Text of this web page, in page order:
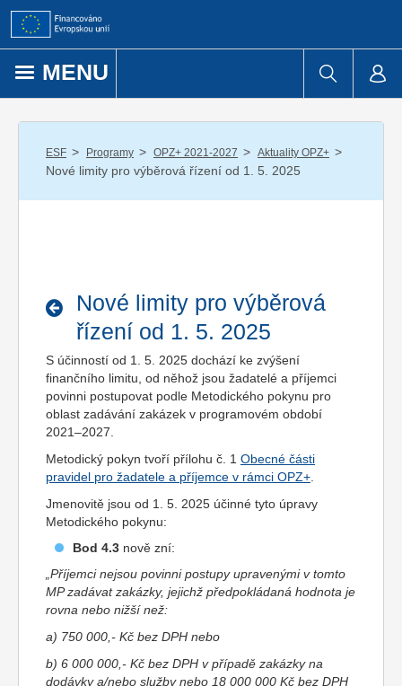
Přejít k obsahu
MENU
ESF / Programy / OPZ+ 2021-2027 / Aktuality OPZ+ /
Nové limity pro výběrová řízení od 1. 5. 2025
Nové limity pro výběrová
řízení od 1. 5. 2025
S účinností od 1. 5. 2025 dochází ke zvýšení
finančního limitu, od něhož jsou žadatelé a příjemci
povinni postupovat podle Metodického pokynu pro
oblast zadávání zakázek v programovém období
2021–2027.
Metodický pokyn tvoří přílohu č. 1 Obecné části
pravidel pro žadatele a příjemce v rámci OPZ+
Jmenovitě jsou od 1. 5. 2025 účinné tyto úpravy
Metodického pokynu:
Bod 4.3 nově zní:
„Příjemci nejsou povinni postupy upravenými v tomto
MP zadávat zakázky, jejichž předpokládaná hodnota je
rovna nebo nižší než:
a) 750 000,- Kč bez DPH nebo
b) 6 000 000,- Kč bez DPH v případě zakázky na
dodávky a/nebo služby nebo 18 000 000 Kč bez DPH